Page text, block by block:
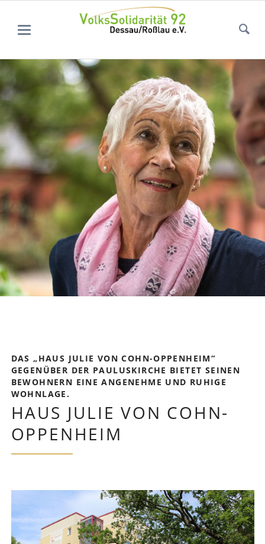
DAS „HAUS JULIE VON COHN-OPPENHEIM“
GEGENÜBER DER PAULUSKIRCHE BIETET SEINEN
BEWOHNERN EINE ANGENEHME UND RUHIGE
WOHNLAGE.
HAUS JULIE VON COHN-
OPPENHEIM